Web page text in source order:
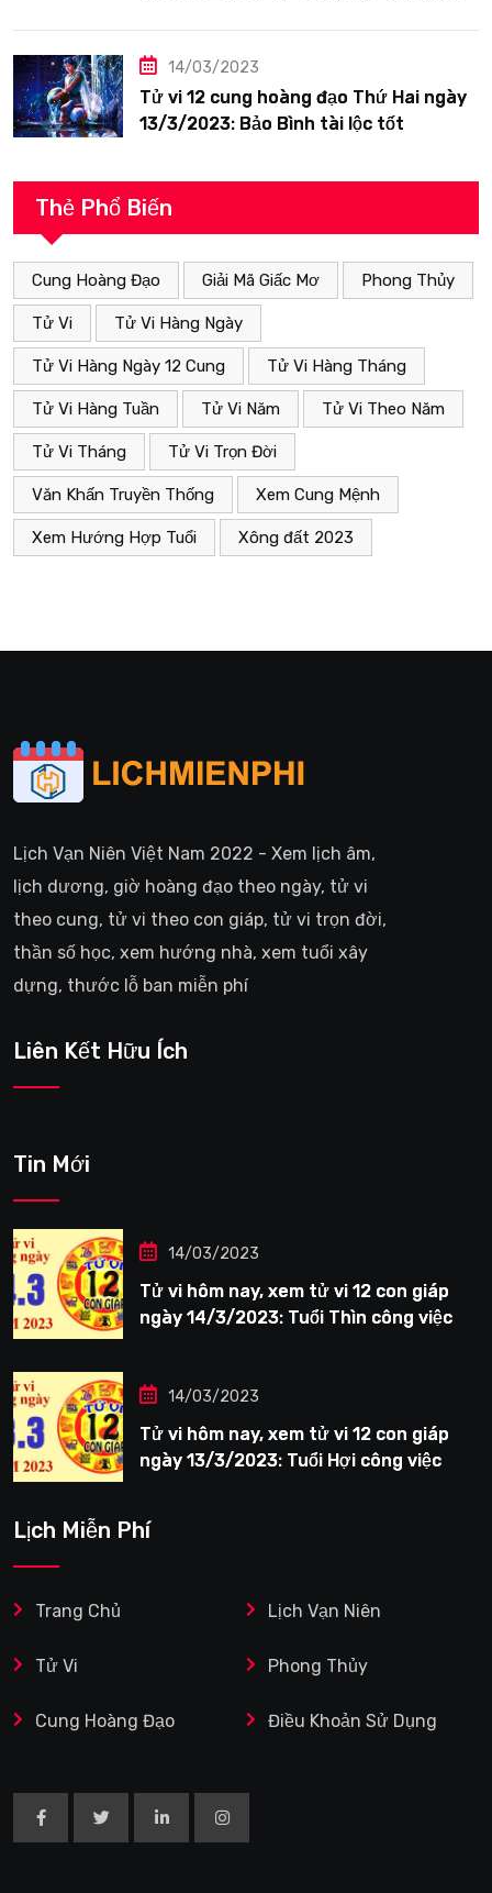
14/03/2023
Tử vi 12 cung hoàng đạo Thứ Hai ngày
13/3/2023: Bảo Bình tài lộc tốt
Thẻ Phổ Biến
Cung Hoàng Đạo Giải Mã Giấc Mơ Phong Thủy
Tử Vi Tử Vi Hàng Ngày
Tử Vi Hàng Ngày 12 Cung Tử Vi Hàng Tháng
Tử Vi Hàng Tuần Tử Vi Năm Tử Vi Theo Năm
Tử Vi Tháng Tử Vi Trọn Đời
Văn Khấn Truyền Thống Xem Cung Mệnh
Xem Hướng Hợp Tuổi Xông đất 2023
Lịch Vạn Niên Việt Nam 2022 - Xem lịch âm,
lịch dương, giờ hoàng đạo theo ngày, tử vi
theo cung, tử vi theo con giáp, tử vi trọn đời,
thần số học, xem hướng nhà, xem tuổi xây
dựng, thước lỗ ban miễn phí
Liên Kết Hữu Ích
Tin Mới
14/03/2023
Tử vi hôm nay, xem tử vi 12 con giáp
ngày 14/3/2023: Tuổi Thìn công việc
14/03/2023
Tử vi hôm nay, xem tử vi 12 con giáp
ngày 13/3/2023: Tuổi Hợi công việc
Lịch Miễn Phí
Trang Chủ Lịch Vạn Niên
Tử Vi Phong Thủy
Cung Hoàng Đạo Điều Khoản Sử Dụng